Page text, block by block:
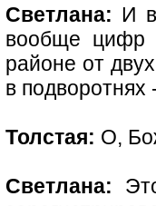
Светлана: И
вообще цифр
районе от
в подворотнях
Толстая: О,
Светлана: